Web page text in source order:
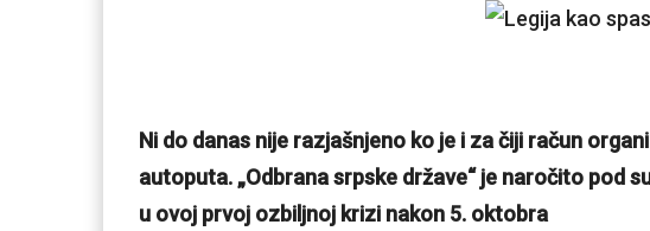
Ni do danas nije razjašnjeno ko je i za čiji račun
autoputa. „Odbrana srpske države“ je naročito pod
u ovoj prvoj ozbiljnoj krizi nakon 5. oktobra